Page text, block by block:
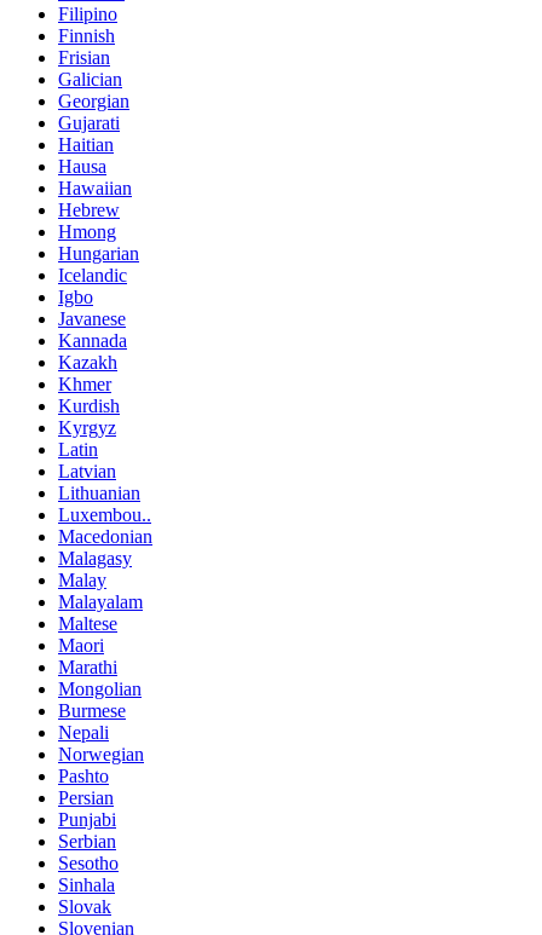
Filipino
Finnish
Frisian
Galician
Georgian
Gujarati
Haitian
Hausa
Hawaiian
Hebrew
Hmong
Hungarian
Icelandic
Igbo
Javanese
Kannada
Kazakh
Khmer
Kurdish
Kyrgyz
Latin
Latvian
Lithuanian
Luxembou..
Macedonian
Malagasy
Malay
Malayalam
Maltese
Maori
Marathi
Mongolian
Burmese
Nepali
Norwegian
Pashto
Persian
Punjabi
Serbian
Sesotho
Sinhala
Slovak
Slovenian